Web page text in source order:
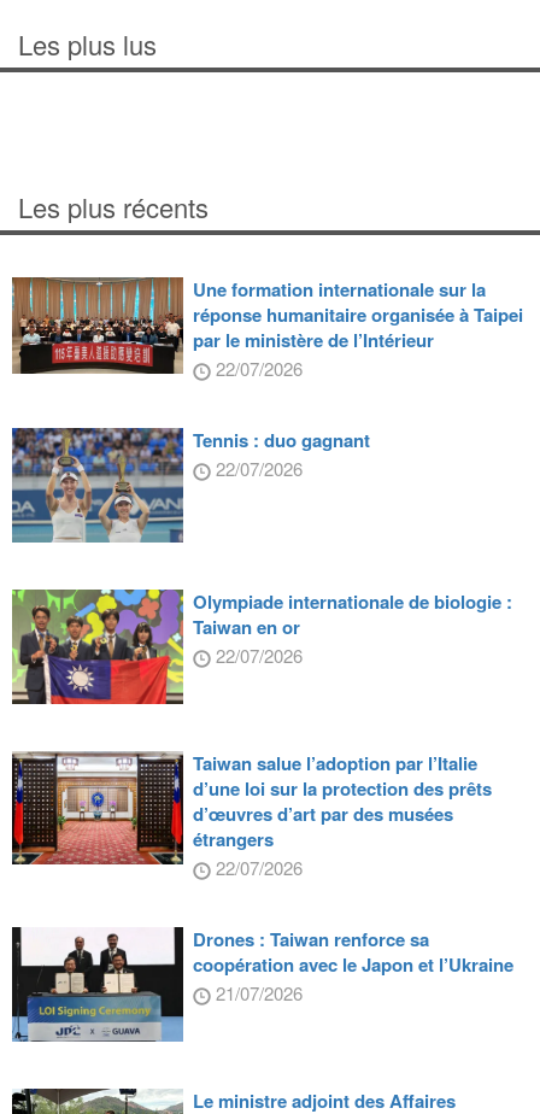
Les plus lus
Les plus récents
Une formation internationale sur la
réponse humanitaire organisée à Taipei
par le ministère de l’Intérieur
22/07/2026
Tennis : duo gagnant
22/07/2026
Olympiade internationale de biologie :
Taiwan en or
22/07/2026
Taiwan salue l’adoption par l’Italie
d’une loi sur la protection des prêts
d’œuvres d’art par des musées
étrangers
22/07/2026
Drones : Taiwan renforce sa
coopération avec le Japon et l’Ukraine
21/07/2026
Le ministre adjoint des Affaires